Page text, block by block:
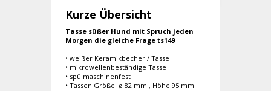
Kurze Übersicht
Tasse süßer Hund mit Spruch jeden
Morgen die gleiche Frage ts149
• weißer Keramikbecher / Tasse
• mikrowellenbeständige Tasse
• spülmaschinenfest
• Tassen Größe: ø 82 mm , Höhe 95 mm